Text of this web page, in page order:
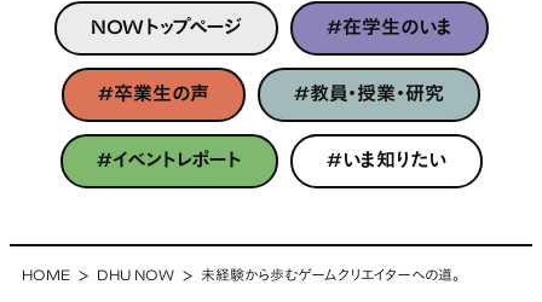
NOWトップページ
NOWトップページ
#在学生のいま
#在学生のいま
#卒業生の声
#卒業生の声
#教員・授業・研究
#教員・授業・研究
#イベントレポート
#イベントレポート
#いま知りたい
#いま知りたい
HOME DHU NOW 未経験から歩むゲームクリエイターへの道。